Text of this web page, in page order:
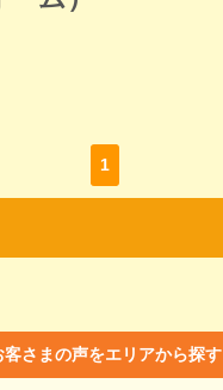
1
客さまの声をエリアから探す